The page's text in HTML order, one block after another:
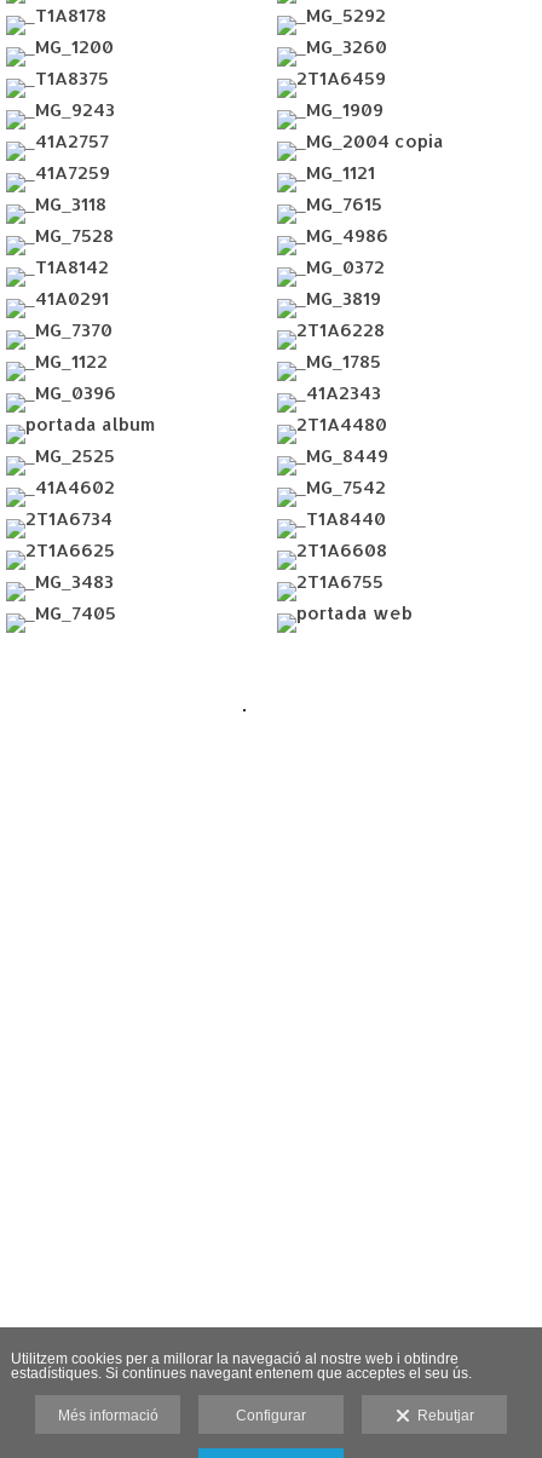
Utilitzem cookies per a millorar la navegació al nostre web i obtindre
estadístiques. Si continues navegant entenem que acceptes el seu ús.
Més informació Configurar Rebutjar